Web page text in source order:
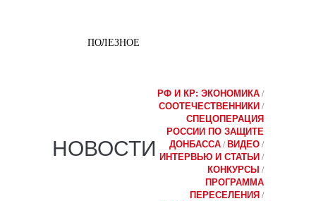
ПОЛЕЗНОЕ
НОВОСТИ
РФ И КР: ЭКОНОМИКА /
СООТЕЧЕСТВЕННИКИ /
СПЕЦОПЕРАЦИЯ
РОССИИ ПО ЗАЩИТЕ
ДОНБАССА / ВИДЕО /
ИНТЕРВЬЮ И СТАТЬИ /
КОНКУРСЫ /
ПРОГРАММА
ПЕРЕСЕЛЕНИЯ /